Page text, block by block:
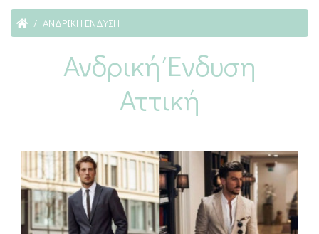
ΑΝΔΡΙΚΗ ΕΝΔΥΣΗ
Ανδρική Ένδυση
Αττική